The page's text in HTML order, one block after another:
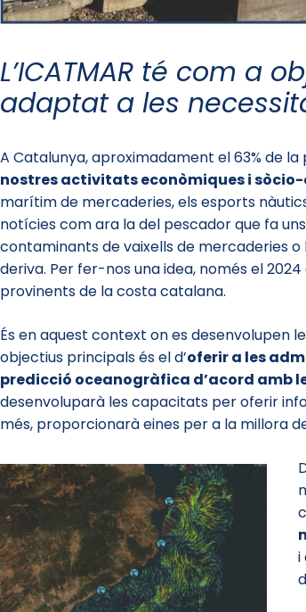
L’ICATMAR té com a
adaptat a les
A Catalunya, aproximadament el 63% de
nostres activitats econòmiques i
marítim de mercaderies, els esports
notícies com ara la del pescador que fa
contaminants de vaixells de mercaderies o
deriva. Per fer-nos una idea, només el
provinents de la costa catalana.
És en aquest context on es desenvolupen
objectius principals és el d’oferir a les
predicció oceanogràfica d’acord amb
desenvoluparà les capacitats per oferir
més, proporcionarà eines per a la millora
i